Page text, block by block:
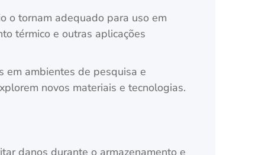
o tornam adequado para uso em
térmico e outras aplicações
em ambientes de pesquisa e
novos materiais e tecnologias.